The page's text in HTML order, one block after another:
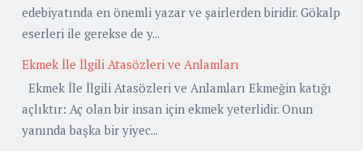
edebiyatında en önemli yazar ve şairlerden biridir. Gökalp
eserleri ile gerekse de y...
Ekmek İle İlgili Atasözleri ve Anlamları
Ekmek İle İlgili Atasözleri ve Anlamları Ekmeğin katığı
açlıktır: Aç olan bir insan için ekmek yeterlidir. Onun
yanında başka bir yiyec...